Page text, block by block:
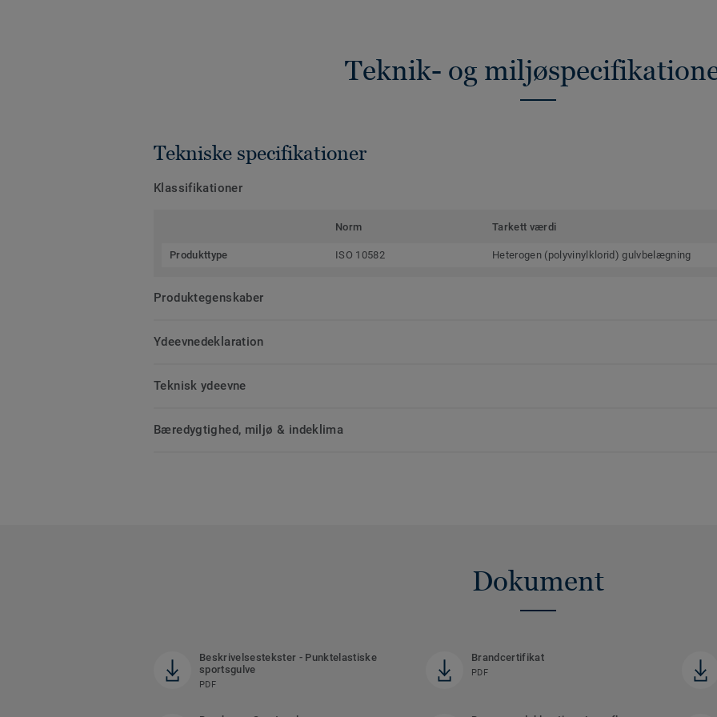
Teknik- og
Tekniske specifikationer
Klassifikationer
Norm Tarkett værdi
Produkttype ISO 10582 Heterogen (polyvinylklorid) gulvbelægning
Produktegenskaber
Ydeevnedeklaration
Teknisk ydeevne
Bæredygtighed, miljø & indeklima
Dokument
Beskrivelsestekster - Punktelastiske
sportsgulve
PDF
Brandcertifikat
PDF